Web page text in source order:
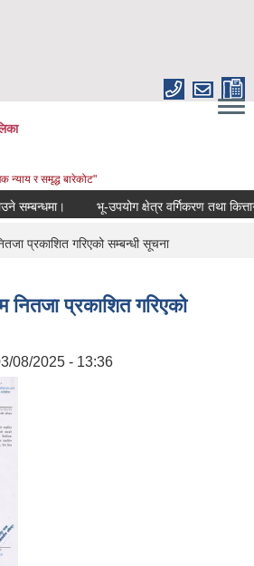
न्याय र समृद्ध बारेकोट"
भू-उपयोग क्षेत्र वर्गिकरण तथा
प्रकाशित गरिएको सम्बन्धी सूचना
प्रकाशित गरिएको
08/2025 - 13:36